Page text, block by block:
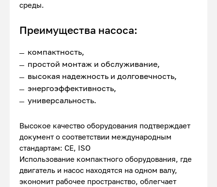
среды.
Преимущества насоса:
компактность,
простой монтаж и обслуживание,
высокая надежность и долговечность,
энергоэффективность,
универсальность.
Высокое качество оборудования подтверждает
документ о соответствии международным
стандартам: CE, ISO
Использование компактного оборудования, где
двигатель и насос находятся на одном валу,
экономит рабочее пространство, облегчает